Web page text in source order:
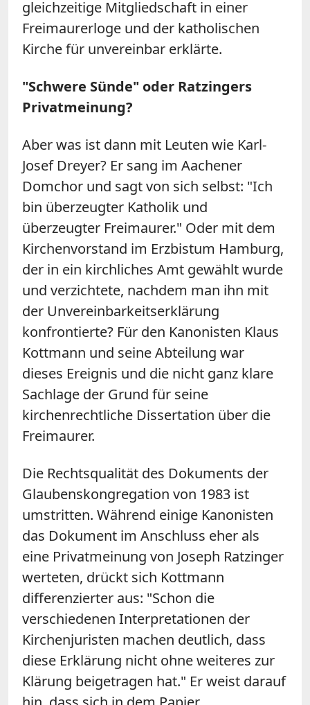
gleichzeitige Mitgliedschaft in einer
Freimaurerloge und der katholischen
Kirche für unvereinbar erklärte.
"Schwere Sünde" oder Ratzingers
Privatmeinung?
Aber was ist dann mit Leuten wie Karl-
Josef Dreyer? Er sang im Aachener
Domchor und sagt von sich selbst: "Ich
bin überzeugter Katholik und
überzeugter Freimaurer." Oder mit dem
Kirchenvorstand im Erzbistum Hamburg,
der in ein kirchliches Amt gewählt wurde
und verzichtete, nachdem man ihn mit
der Unvereinbarkeitserklärung
konfrontierte? Für den Kanonisten Klaus
Kottmann und seine Abteilung war
dieses Ereignis und die nicht ganz klare
Sachlage der Grund für seine
kirchenrechtliche Dissertation über die
Freimaurer.
Die Rechtsqualität des Dokuments der
Glaubenskongregation von 1983 ist
umstritten. Während einige Kanonisten
das Dokument im Anschluss eher als
eine Privatmeinung von Joseph Ratzinger
werteten, drückt sich Kottmann
differenzierter aus: "Schon die
verschiedenen Interpretationen der
Kirchenjuristen machen deutlich, dass
diese Erklärung nicht ohne weiteres zur
Klärung beigetragen hat." Er weist darauf